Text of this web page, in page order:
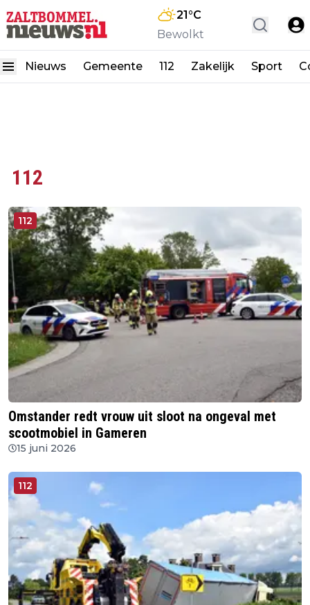
21°C
Bewolkt
Nieuws Gemeente 112 Zakelijk Sport
112
112
Omstander redt vrouw uit sloot na ongeval met
scootmobiel in Gameren
15 juni 2026
112